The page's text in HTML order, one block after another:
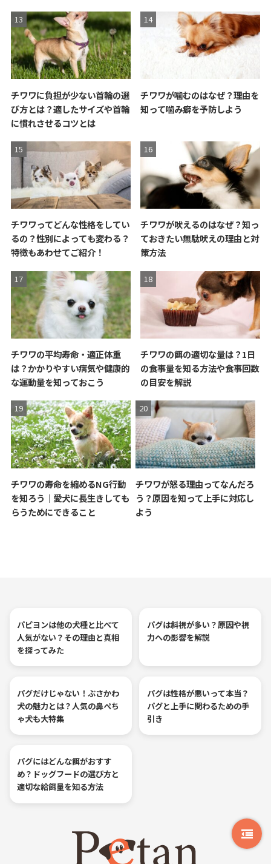
チワワに負担が少ない首輪の選
び方とは？適したサイズや首輪
に慣れさせるコツとは
チワワが噛むのはなぜ？理由を
知って噛み癖を予防しよう
チワワってどんな性格をしてい
るの？性別によっても変わる？
特徴もあわせてご紹介！
チワワが吠えるのはなぜ？知っ
ておきたい無駄吠えの理由と対
策方法
チワワの平均寿命・適正体重
は？かかりやすい病気や健康的
な運動量を知っておこう
チワワの餌の適切な量は？1日
の食事量を知る方法や食事回数
の目安を解説
チワワの寿命を縮めるNG行動
を知ろう｜愛犬に長生きしても
らうためにできること
チワワが怒る理由ってなんだろ
う？原因を知って上手に対応し
よう
パピヨンは他の犬種と比べて
人気がない？その理由と真相
を探ってみた
パグは斜視が多い？原因や視
力への影響を解説
パグだけじゃない！ぶさかわ
犬の魅力とは？人気の鼻ぺち
ゃ犬も大特集
パグは性格が悪いって本当？
パグと上手に関わるための手
引き
パグにはどんな餌がおすす
め？ドッグフードの選び方と
適切な給餌量を知る方法